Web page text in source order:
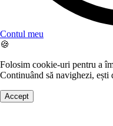
Contul meu
🍪
Folosim cookie-uri pentru a
Continuând să navighezi, ești
Accept